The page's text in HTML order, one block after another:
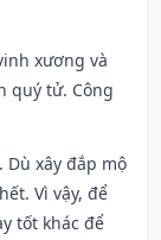
xương và
quý tử. Công
Dù xây đắp mộ
Vì vậy, để
tốt khác để